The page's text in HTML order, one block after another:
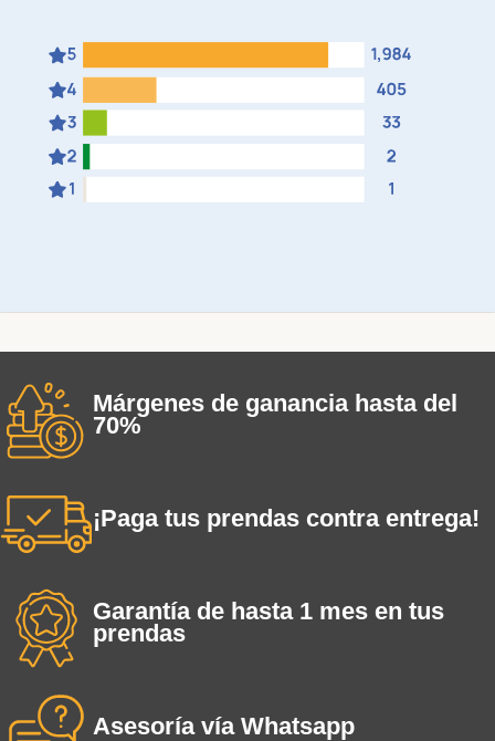
Márgenes de ganancia hasta del
70%
¡Paga tus prendas contra entrega!
Garantía de hasta 1 mes en tus
prendas
Asesoría vía Whatsapp